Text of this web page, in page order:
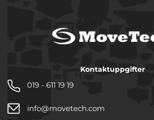
Kontaktuppgifter
019 - 611 19 19
info@movetech.com